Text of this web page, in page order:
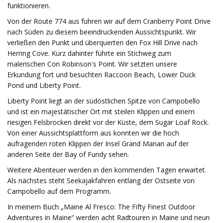
funktionieren.
Von der Route 774 aus fuhren wir auf dem Cranberry Point Drive
nach Süden zu diesem beeindruckenden Aussichtspunkt. Wir
verließen den Punkt und überquerten den Fox Hill Drive nach
Herring Cove. Kurz dahinter führte ein Stichweg zum
malerischen Con Robinson's Point. Wir setzten unsere
Erkundung fort und besuchten Raccoon Beach, Lower Duck
Pond und Liberty Point.
Liberty Point liegt an der südöstlichen Spitze von Campobello
und ist ein majestätischer Ort mit steilen Klippen und einem
riesigen Felsbrocken direkt vor der Küste, dem Sugar Loaf Rock.
Von einer Aussichtsplattform aus konnten wir die hoch
aufragenden roten Klippen der Insel Grand Manan auf der
anderen Seite der Bay of Fundy sehen.
Weitere Abenteuer werden in den kommenden Tagen erwartet.
Als nächstes steht Seekajakfahren entlang der Ostseite von
Campobello auf dem Programm.
In meinem Buch „Maine Al Fresco: The Fifty Finest Outdoor
Adventures in Maine“ werden acht Radtouren in Maine und neun